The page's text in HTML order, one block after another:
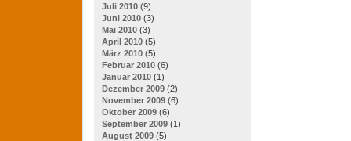
Juli 2010 (9)
Juni 2010 (3)
Mai 2010 (3)
April 2010 (5)
März 2010 (5)
Februar 2010 (6)
Januar 2010 (1)
Dezember 2009 (2)
November 2009 (6)
Oktober 2009 (6)
September 2009 (1)
August 2009 (5)